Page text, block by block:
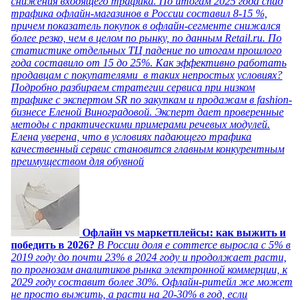
трафика офлайн-магазинов в России составил 8-15 %,
причем показатель покупок в офлайн-сегменте снижался
более резко, чем в целом по рынку, по данным Retail.ru. По
статистике отдельных ТЦ падение по итогам прошлого
года составило от 15 до 25%. Как эффективно работать
продавцам с покупателями в таких непростых условиях?
Подробно разбираем стратегии сервиса при низком
трафике с экспертом SR по закупкам и продажам в fashion-
бизнесе Еленой Виноградовой. Эксперт дает проверенные
методы с практическими примерами речевых модулей.
Елена уверена, что в условиях падающего трафика
качественный сервис становится главным конкурентным
преимуществом для обувной
Офлайн vs маркетплейсы: как выжить и
победить в 2026? В России доля e commerce выросла с 5% в
2019 году до почти 23% в 2024 году и продолжает расти,
по прогнозам аналитиков рынка электронной коммерции, к
2029 году составит более 30%. Офлайн-ритейл же может
не просто выжить, а расти на 20-30% в год, если